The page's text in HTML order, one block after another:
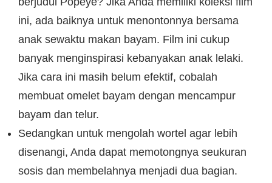
ini, ada baiknya untuk menontonnya bersama
anak sewaktu makan bayam. Film ini cukup
banyak menginspirasi kebanyakan anak lelaki.
Jika cara ini masih belum efektif, cobalah
membuat omelet bayam dengan mencampur
bayam dan telur.
Sedangkan untuk mengolah wortel agar lebih
disenangi, Anda dapat memotongnya seukuran
sosis dan membelahnya menjadi dua bagian.